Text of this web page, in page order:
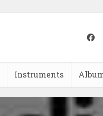
Instruments